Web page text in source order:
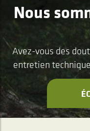
Nous
Avez-vous des
entretien